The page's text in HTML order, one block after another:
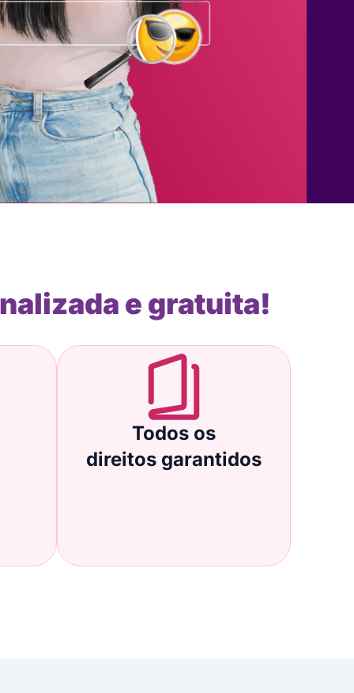
e gratuita!
Todos os
direitos garantidos